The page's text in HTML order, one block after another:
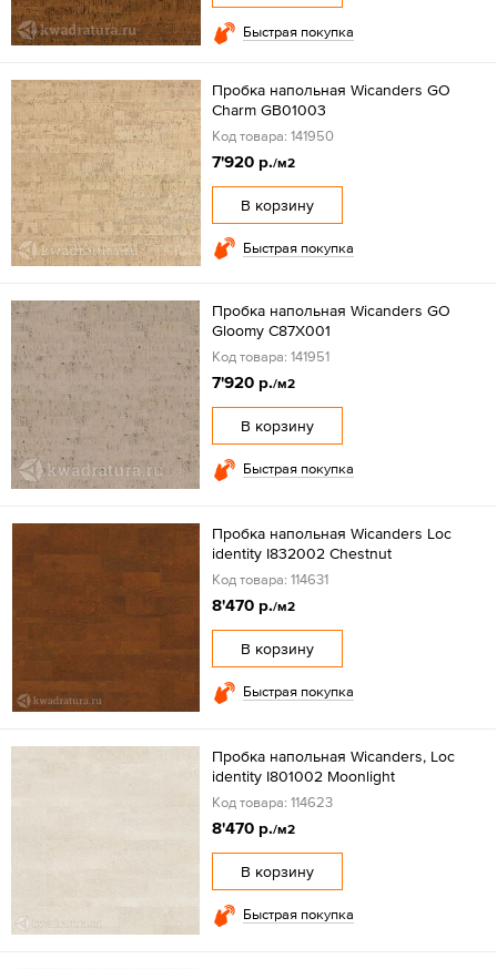
Быстрая покупка
Пробка напольная Wicanders GO
Charm GB01003
Код товара: 141950
7'920 р./м2
В корзину
Быстрая покупка
Пробка напольная Wicanders GO
Gloomy C87X001
Код товара: 141951
7'920 р./м2
В корзину
Быстрая покупка
Пробка напольная Wicanders Loc
identity I832002 Chestnut
Код товара: 114631
8'470 р./м2
В корзину
Быстрая покупка
Пробка напольная Wicanders, Loc
identity I801002 Moonlight
Код товара: 114623
8'470 р./м2
В корзину
Быстрая покупка